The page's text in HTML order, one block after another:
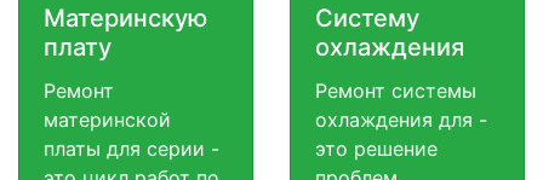
Материнскую
плату
Ремонт
материнской
платы для серии -
Систему
охлаждения
Ремонт системы
охлаждения для -
это решение